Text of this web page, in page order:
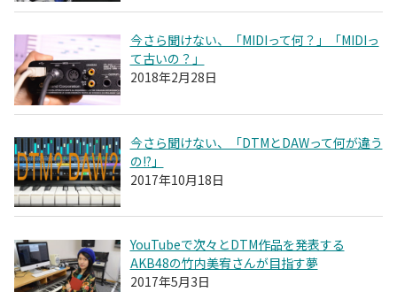
今さら聞けない、「MIDIって何？」「MIDIっ
て古いの？」
2018年2月28日
今さら聞けない、「DTMとDAWって何が違う
の!?」
2017年10月18日
YouTubeで次々とDTM作品を発表する
AKB48の竹内美宥さんが目指す夢
2017年5月3日